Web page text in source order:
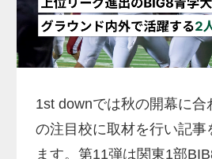
1st downでは秋の開幕に合
の注目校に取材を行い記事
ます。第11弾は関東1部